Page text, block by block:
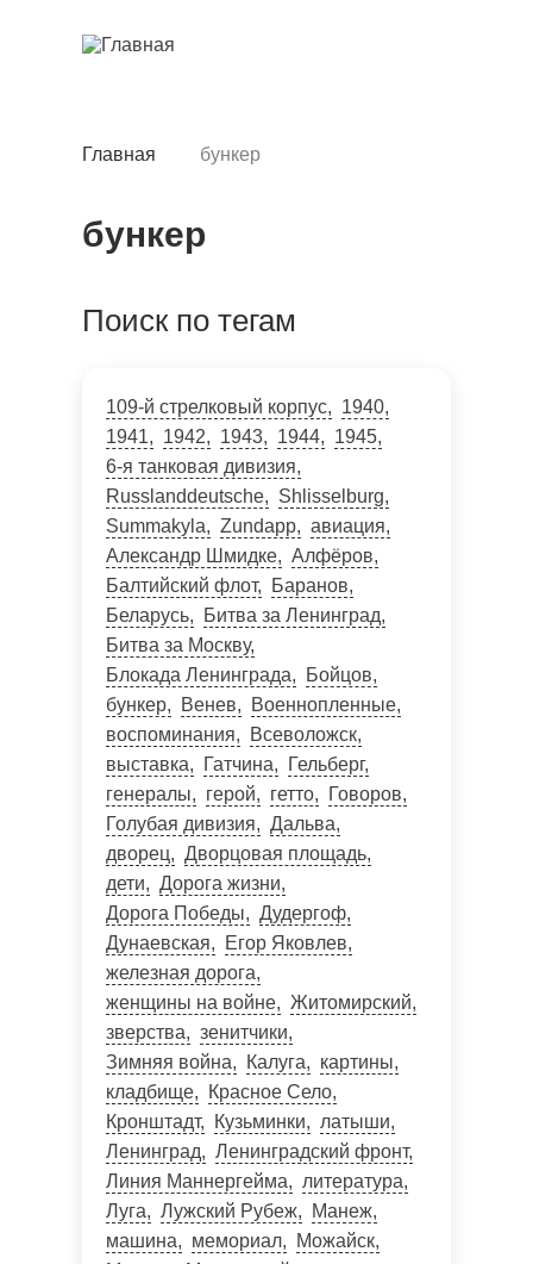
основному
навигации
Главная бункер
бункер
Поиск по тегам
109-й стрелковый корпус
1940
1941
1942 1943 1944
1945
6-я танковая дивизия
Russlanddeutsche
Shlisselburg
Summakyla
Zundapp
авиация
Александр Шмидке
Алфёров
Балтийский флот
Баранов
Беларусь
Битва за Ленинград
Битва за Москву
Блокада Ленинграда
Бойцов
бункер
Венев
Военнопленные
воспоминания
Всеволожск
выставка
Гатчина
Гельберг
генералы
герой гетто
Говоров
Голубая дивизия
Дальва
дворец
Дворцовая площадь
дети
Дорога жизни
Дорога Победы
Дудергоф
Дунаевская
Егор Яковлев
железная дорога
женщины на войне
Житомирский
зверства
зенитчики
Зимняя война
Калуга
картины
кладбище
Красное Село
Кронштадт
Кузьминки
латыши
Ленинград
Ленинградский фронт
Линия Маннергейма
литература
Луга
Лужский Рубеж
Манеж
машина
мемориал
Можайск